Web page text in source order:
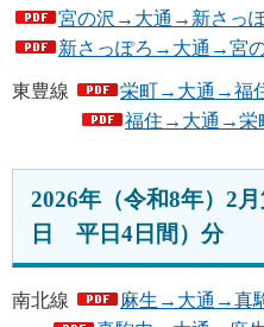
宮の沢→大通→新さっぽ
新さっぽろ→大通→宮の
東豊線
栄町→大通→福住
福住→大通→栄
2026年（令和8年）2
日 平日4日間）分
南北線
麻生→大通→真